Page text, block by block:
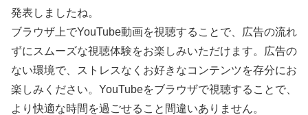
発表しましたね。
ブラウザ上でYouTube動画を視聴することで、広告の流れ
ずにスムーズな視聴体験をお楽しみいただけます。広告の
ない環境で、ストレスなくお好きなコンテンツを存分にお
楽しみください。YouTubeをブラウザで視聴することで、
より快適な時間を過ごせること間違いありません。